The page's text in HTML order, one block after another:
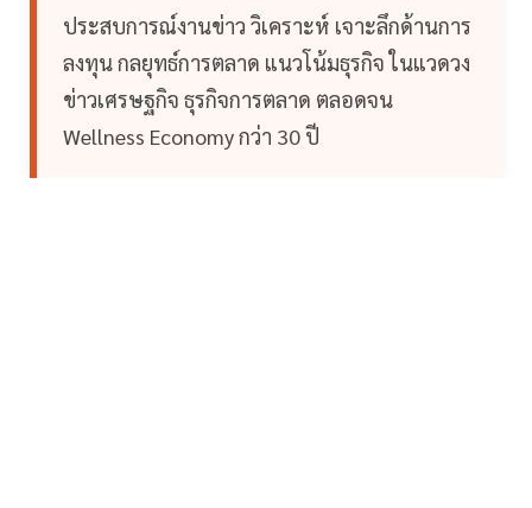
ประสบการณ์งานข่าว วิเคราะห์ เจาะลึกด้านการ
ลงทุน กลยุทธ์การตลาด แนวโน้มธุรกิจ ในแวดวง
ข่าวเศรษฐกิจ ธุรกิจการตลาด ตลอดจน
Wellness Economy กว่า 30 ปี